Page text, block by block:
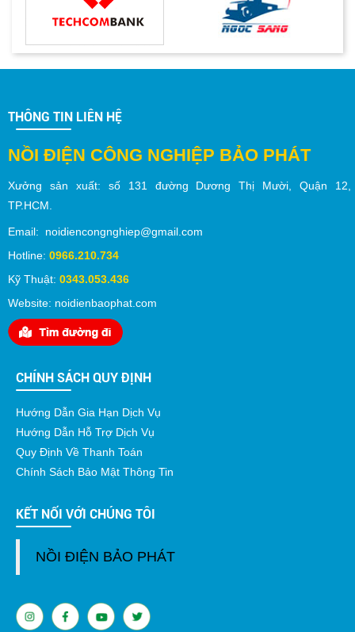
THÔNG TIN LIÊN HỆ
NỒI ĐIỆN CÔNG NGHIỆP BẢO PHÁT
Xưởng sản xuất: số 131 đường Dương Thị Mười,Quận 12
TP.HCM
Email: noidiencongnghiep@gmail.com
Hotline: 0966.210.734
Kỹ Thuật: 0343.053.436
Website: noidienbaophat.com
CHÍNH SÁCH QUY ĐỊNH
Hướng Dẫn Gia Hạn Dịch Vụ
Hướng Dẫn Hỗ Trợ Dịch Vụ
Quy Định Về Thanh Toán
Chính Sách Bảo Mật Thông Tin
KẾT NỐI VỚI CHÚNG TÔI
NỒI ĐIỆN BẢO PHÁT